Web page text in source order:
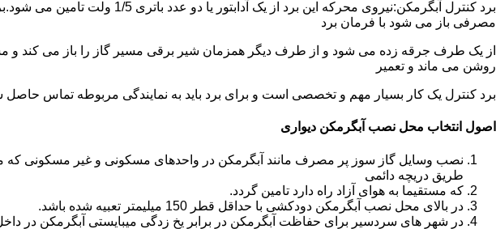
مصرفی باز می شود با فرمان برد
از یک طرف جرقه زده می شود و از طرف دیگر همزمان شیر برقی مسیر گاز را باز می کند و
روشن می ماند و تعمیر
برد کنترل یک کار بسیار مهم و تخصصی است و برای برد باید به نمایندگی مربوطه تماس حاصل
اصول انتخاب محل نصب آبگرمکن دیواری
طریق دریچه دائمی
که مستقیما به هوای آزاد راه دارد تامین گردد.
در بالای محل نصب آبگرمکن دودکشی با حداقل قطر 150 میلیمتر تعبیه شده باشد.
در شهر های سردسیر برای حفاظت آبگرمکن در برابر یخ زدگی میبایستی آبگرمکن در